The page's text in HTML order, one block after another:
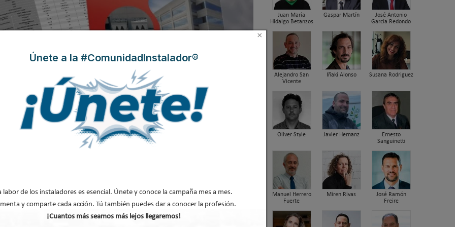
de LG que combate la alergia esta
Juan María
Hidalgo Betanzos
Gaspar Martín
José Antonio
García Redondo
Alejandro San
Vicente
Iñaki Alonso Susana Rodriguez
Oliver Style Javier Hernanz
Ernesto
Sanguinetti
Manuel Herrero
Fuerte
Miren Rivas
José Ramón
Freire
×
Únete a la #ComunidadInstalador®
labor de los instaladores es esencial. Únete y conoce la campaña mes a mes.
y comparte cada acción. Tú también puedes dar a conocer la profesión.
¡Cuantos más seamos más lejos llegaremos!